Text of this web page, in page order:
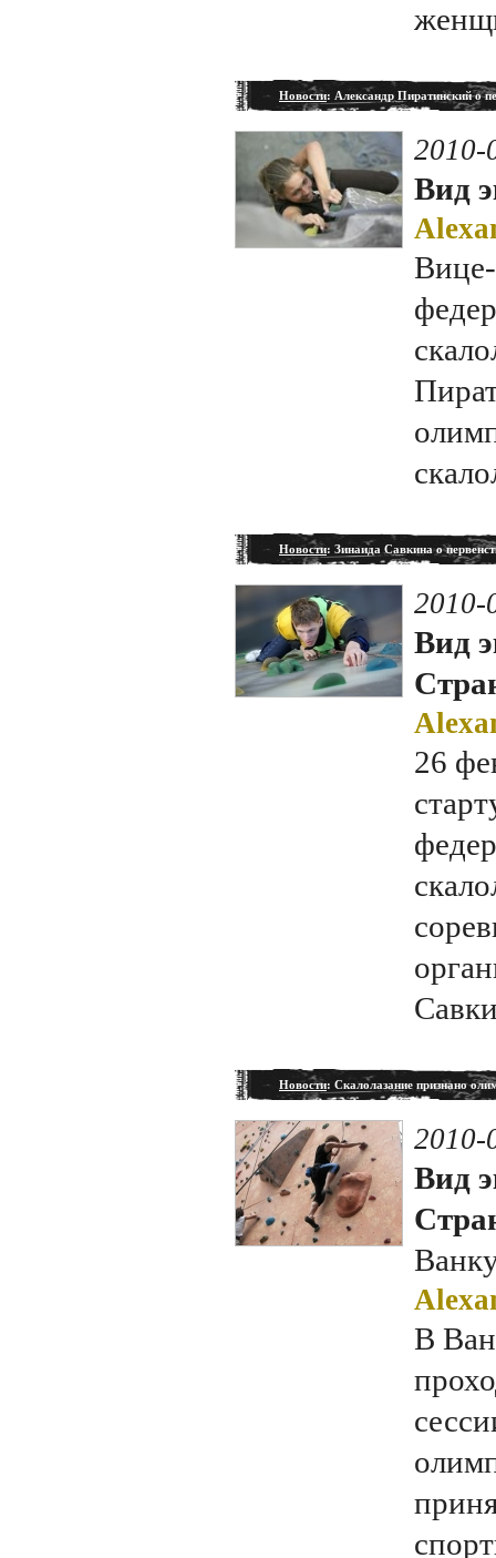
Новости: Александр Пиратинский о
2010-
Вид
Новости: Зинаида Савкина о
2010-
Вид
26
Новости: Скалолазание признано
2010-
Вид
В